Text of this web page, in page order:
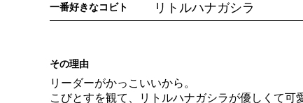
一番好きなコビト リトルハナガシラ
​その理由
リーダーがかっこいいから。
こびとすを観て、リトルハナガシラが優しくて可